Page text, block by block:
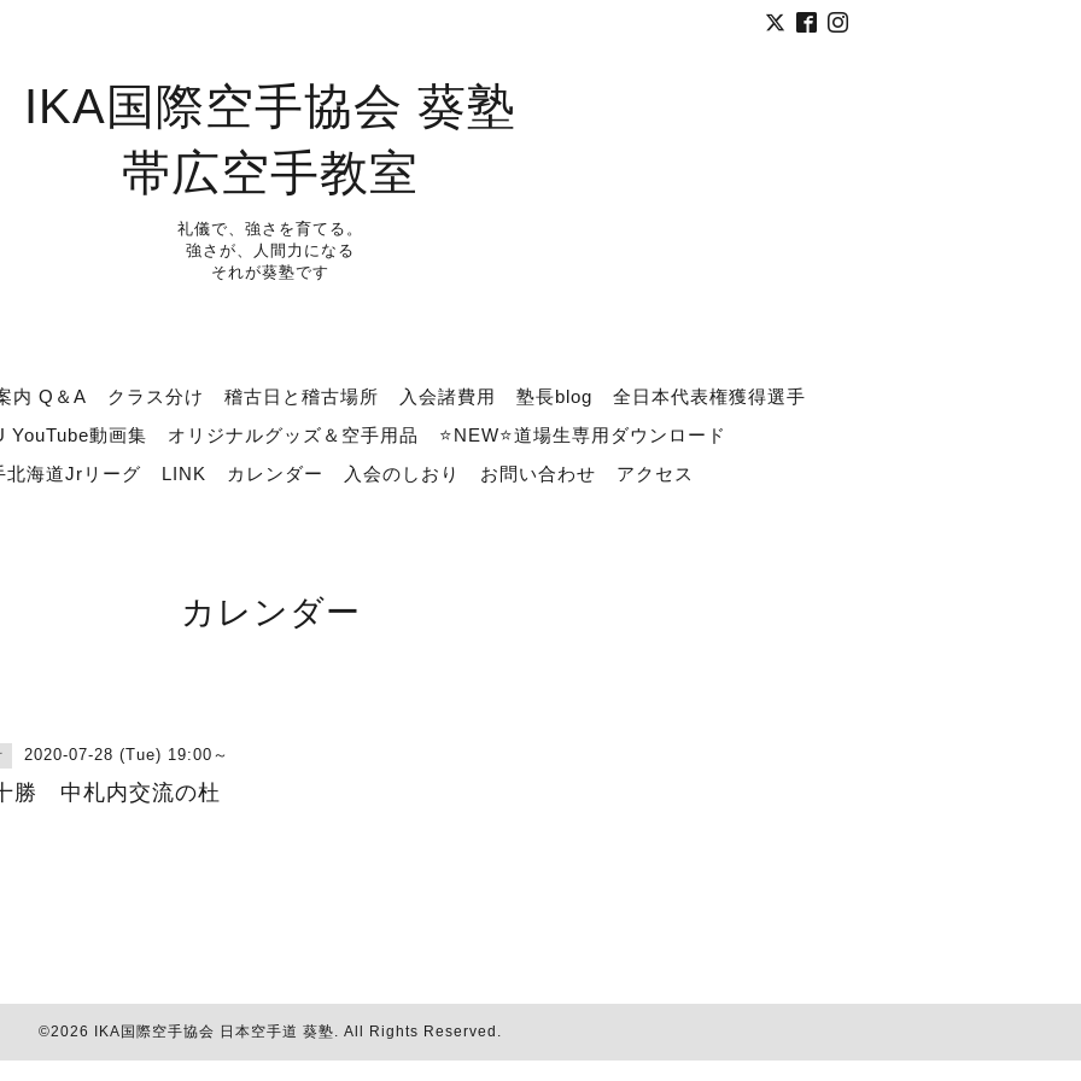
IKA国際空手協会 葵塾
帯広空手教室
礼儀で、強さを育てる。
強さが、人間力になる
それが葵塾です
内 Q＆A クラス分け 稽古日と稽古場所 入会諸費用 塾長blog
全日本代表権獲得選手
YouTube動画集
オリジナルグッズ＆空手用品
⭐NEW⭐道場生専用ダウンロード
北海道Jrリーグ
LINK カレンダー 入会のしおり お問い合わせ アクセス
カレンダー
2020-07-28 (Tue) 19:00～
勝 中札内交流の杜
©2026 IKA国際空手協会 日本空手道 葵塾. All Rights Reserved.